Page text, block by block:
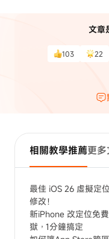
文章
103 22
相關教學推薦更
最佳 iOS 26 虛擬定
修改！
新iPhone 改定位免
獄，1分鐘搞定